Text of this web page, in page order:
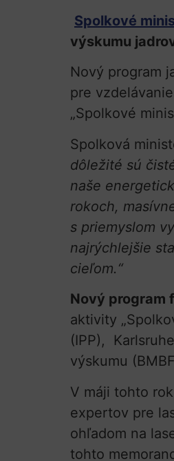
Spolkové
výskumu
Nový program
pre
„Spolkové
Spolková
dôležité sú
naše
rokoch,
s priemyslom
najrýchlejšie
cieľom.“
Nový program
aktivity
(IPP),
výskumu
V máji tohto
expertov pre
ohľadom na
tohto